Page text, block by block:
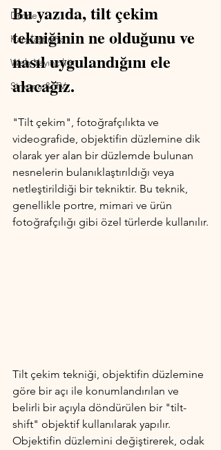
Drone
Karşılaştırma
Web Yayıncılığı
Sinema & TV
Bu yazıda, tilt çekim
tekniğinin ne olduğunu ve
nasıl uygulandığını ele
alacağız.
"Tilt çekim", fotoğrafçılıkta ve
videografide, objektifin düzlemine dik
olarak yer alan bir düzlemde bulunan
nesnelerin bulanıklaştırıldığı veya
netleştirildiği bir tekniktir. Bu teknik,
genellikle portre, mimari ve ürün
fotoğrafçılığı gibi özel türlerde kullanılır.
Tilt çekim tekniği, objektifin düzlemine
göre bir açı ile konumlandırılan ve
belirli bir açıyla döndürülen bir "tilt-
shift" objektif kullanılarak yapılır.
Objektifin düzlemini değiştirerek, odak